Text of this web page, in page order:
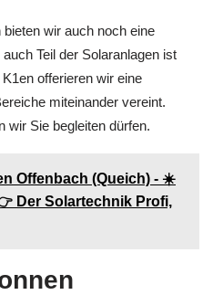
wir auch noch eine
Teil der Solaranlagen ist
offerieren wir eine
miteinander vereint.
wir Sie begleiten dürfen.
Offenbach (Queich) - ☀️
Der Solartechnik Profi,